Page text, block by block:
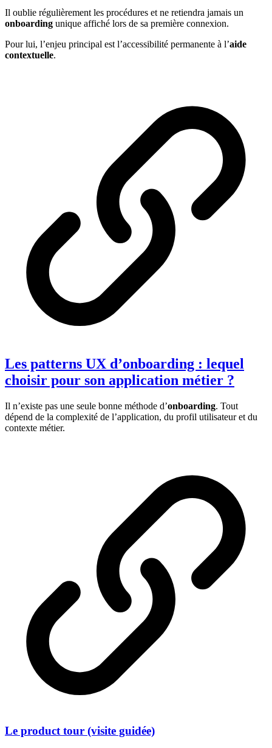
Il oublie régulièrement les procédures et ne retiendra jamais un
onboarding unique affiché lors de sa première connexion.
Pour lui, l’enjeu principal est l’accessibilité permanente à l’aide
contextuelle.
Les patterns UX d’onboarding : lequel
choisir pour son application métier ?
Il n’existe pas une seule bonne méthode d’onboarding. Tout
dépend de la complexité de l’application, du profil utilisateur et du
contexte métier.
Le product tour (visite guidée)